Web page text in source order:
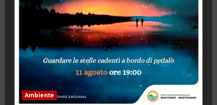
Ambiente